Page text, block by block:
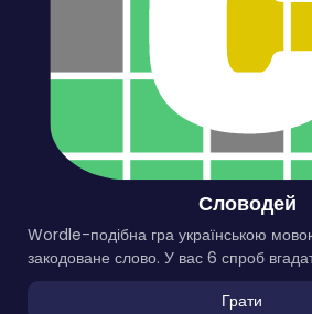
Словодей
Wordle-подібна гра українською
закодоване слово. У вас 6 спроб
Грати